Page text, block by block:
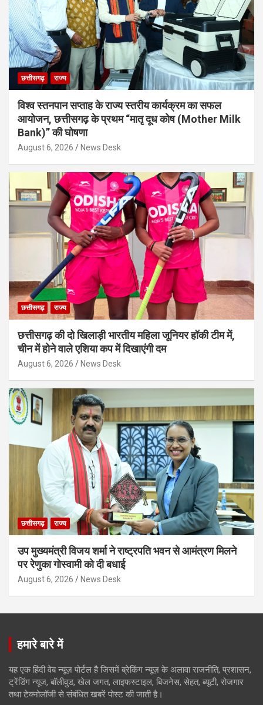
छत्तीसगढ़ राज्य
विश्व स्तनपान सप्ताह के राज्य स्तरीय कार्यक्रम का सफल
आयोजन, छत्तीसगढ़ के प्रथम “मातृ दूध कोष (Mother Milk
Bank)” की घोषणा
August 6, 2026 News Desk
छत्तीसगढ़ राज्य
छत्तीसगढ़ की दो खिलाड़ी भारतीय महिला जूनियर हॉकी टीम में,
चीन में होने वाले एशिया कप में दिखाएंगी दम
August 6, 2026 News Desk
छत्तीसगढ़ राज्य
उप मुख्यमंत्री विजय शर्मा ने राष्ट्रपति भवन से आमंत्रण मिलने
पर रेणुका गोस्वामी को दी बधाई
August 6, 2026 News Desk
हमारे बारे में
यह एक हिंदी वेब न्यूज़ पोर्टल है जिसमें ब्रेकिंग न्यूज़ के अलावा राजनीति, प्रशासन,
ट्रेंडिंग न्यूज, बॉलीवुड, खेल जगत, लाइफस्टाइल, बिजनेस, सेहत, ब्यूटी, रोजगार
तथा टेक्नोलॉजी से संबंधित खबरें पोस्ट की जाती है।